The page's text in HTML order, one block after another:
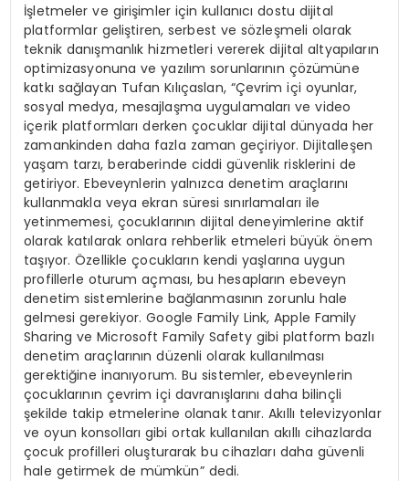
İşletmeler ve girişimler için kullanıcı dostu dijital
platformlar geliştiren, serbest ve sözleşmeli olarak
teknik danışmanlık hizmetleri vererek dijital altyapıların
optimizasyonuna ve yazılım sorunlarının çözümüne
katkı sağlayan Tufan Kılıçaslan, “Çevrim içi oyunlar,
sosyal medya, mesajlaşma uygulamaları ve video
içerik platformları derken çocuklar dijital dünyada her
zamankinden daha fazla zaman geçiriyor. Dijitalleşen
yaşam tarzı, beraberinde ciddi güvenlik risklerini de
getiriyor. Ebeveynlerin yalnızca denetim araçlarını
kullanmakla veya ekran süresi sınırlamaları ile
yetinmemesi, çocuklarının dijital deneyimlerine aktif
olarak katılarak onlara rehberlik etmeleri büyük önem
taşıyor. Özellikle çocukların kendi yaşlarına uygun
profillerle oturum açması, bu hesapların ebeveyn
denetim sistemlerine bağlanmasının zorunlu hale
gelmesi gerekiyor. Google Family Link, Apple Family
Sharing ve Microsoft Family Safety gibi platform bazlı
denetim araçlarının düzenli olarak kullanılması
gerektiğine inanıyorum. Bu sistemler, ebeveynlerin
çocuklarının çevrim içi davranışlarını daha bilinçli
şekilde takip etmelerine olanak tanır. Akıllı televizyonlar
ve oyun konsolları gibi ortak kullanılan akıllı cihazlarda
çocuk profilleri oluşturarak bu cihazları daha güvenli
hale getirmek de mümkün” dedi.